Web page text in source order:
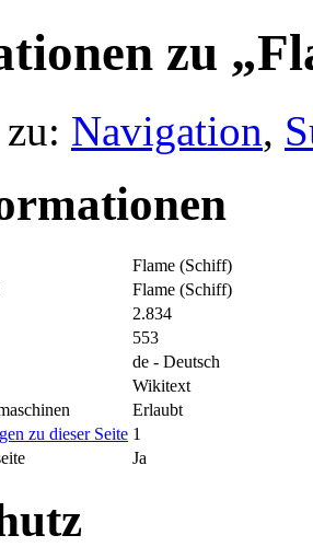
zu
Navigation,
Flame (Schiff)
Flame (Schiff)
2.834
553
de - Deutsch
Wikitext
Erlaubt
zu dieser Seite 1
Ja